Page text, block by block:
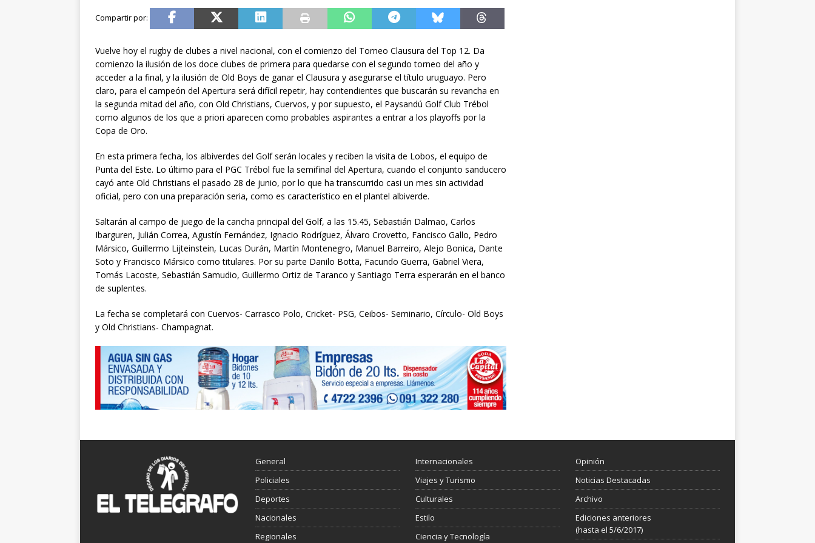
Vuelve hoy el rugby de clubes a nivel nacional, con el comienzo del Torneo Clausura del Top 12. Da
comienzo la ilusión de los doce clubes de primera para quedarse con el segundo torneo del año y
acceder a la final, y la ilusión de Old Boys de ganar el Clausura y asegurarse el título uruguayo. Pero
claro, para el campeón del Apertura será difícil repetir, hay contendientes que buscarán su revancha en
la segunda mitad del año, con Old Christians, Cuervos, y por supuesto, el Paysandú Golf Club Trébol
como algunos de los que a priori aparecen como probables aspirantes a entrar a los playoffs por la
Copa de Oro.
En esta primera fecha, los albiverdes del Golf serán locales y reciben la visita de Lobos, el equipo de
Punta del Este. Lo último para el PGC Trébol fue la semifinal del Apertura, cuando el conjunto sanducero
cayó ante Old Christians el pasado 28 de junio, por lo que ha transcurrido casi un mes sin actividad
oficial, pero con una preparación seria, como es característico en el plantel albiverde.
Saltarán al campo de juego de la cancha principal del Golf, a las 15.45, Sebastián Dalmao, Carlos
Ibarguren, Julián Correa, Agustín Fernández, Ignacio Rodríguez, Álvaro Crovetto, Fancisco Gallo, Pedro
Mársico, Guillermo Lijteinstein, Lucas Durán, Martín Montenegro, Manuel Barreiro, Alejo Bonica, Dante
Soto y Francisco Mársico como titulares. Por su parte Danilo Botta, Facundo Guerra, Gabriel Viera,
Tomás Lacoste, Sebastián Samudio, Guillermo Ortiz de Taranco y Santiago Terra esperarán en el banco
de suplentes.
La fecha se completará con Cuervos- Carrasco Polo, Cricket- PSG, Ceibos- Seminario, Círculo- Old Boys
y Old Christians- Champagnat.
General
Policiales
Deportes
Nacionales
Regionales
Internacionales
Viajes y Turismo
Culturales
Estilo
Ciencia y Tecnología
Opinión
Noticias Destacadas
Archivo
Ediciones anteriores
(hasta el 5/6/2017)